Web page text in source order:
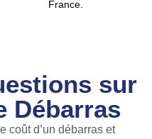
France.
sur
Débarras
coût d’un débarras et